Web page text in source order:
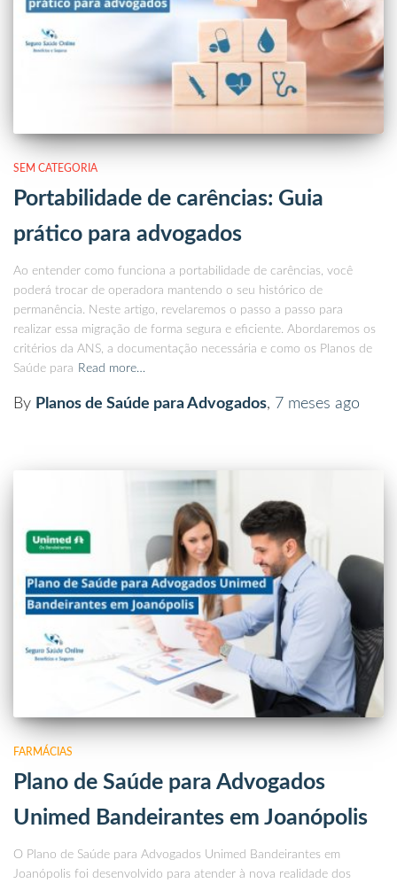
SEM CATEGORIA
Portabilidade de carências: Guia
prático para advogados
Ao entender como funciona a portabilidade de carências, você
poderá trocar de operadora mantendo o seu histórico de
permanência. Neste artigo, revelaremos o passo a passo para
realizar essa migração de forma segura e eficiente. Abordaremos os
critérios da ANS, a documentação necessária e como os Planos de
Saúde para Read more…
By Planos de Saúde para Advogados, 7 meses ago
FARMÁCIAS
Plano de Saúde para Advogados
Unimed Bandeirantes em Joanópolis
O Plano de Saúde para Advogados Unimed Bandeirantes em
Joanópolis foi desenvolvido para atender à nova realidade dos